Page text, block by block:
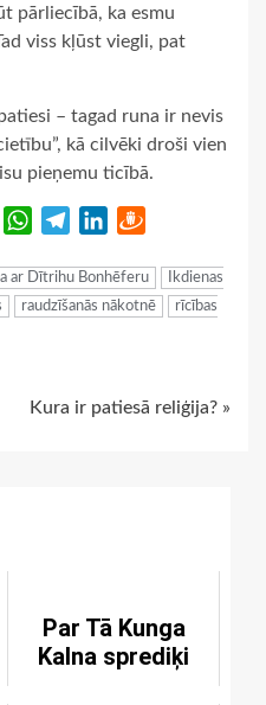
pārliecībā, ka esmu
viss kļūst viegli, pat
– tagad runa ir nevis
kā cilvēki droši vien
pieņemu ticībā.
Copy
WhatsApp
TelegramLinkedIn
ar Dītrihu Bonhēferu
Ikdienas
raudzīšanās nākotnē
rīcības
Kura ir patiesā reliģija? »
Par Tā Kunga
Kalna sprediķi